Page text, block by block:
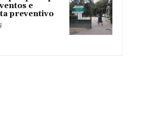
e
preventivo